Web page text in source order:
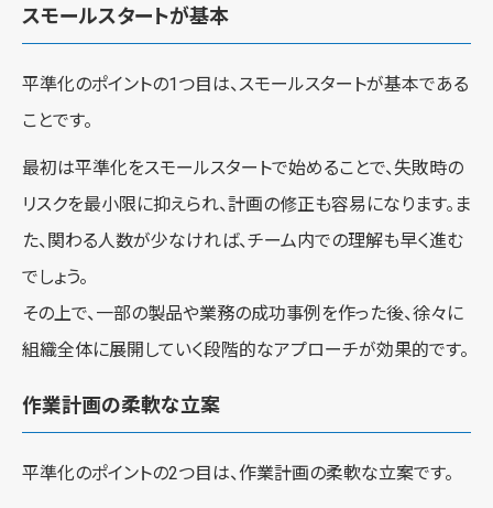
スモールスタートが基本
平準化のポイントの1つ目は、スモールスタートが基本である
ことです。
最初は平準化をスモールスタートで始めることで、失敗時の
リスクを最小限に抑えられ、計画の修正も容易になります。ま
た、関わる人数が少なければ、チーム内での理解も早く進む
でしょう。
その上で、一部の製品や業務の成功事例を作った後、徐々に
組織全体に展開していく段階的なアプローチが効果的です。
作業計画の柔軟な立案
平準化のポイントの2つ目は、作業計画の柔軟な立案です。